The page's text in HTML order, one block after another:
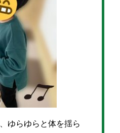
ゆらゆらと体を揺ら